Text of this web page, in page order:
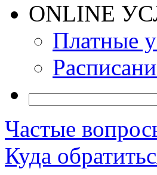
ONLINE
Платные
Частые
Куда